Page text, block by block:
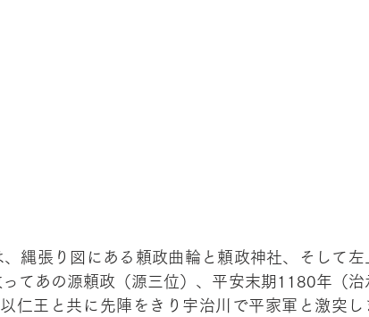
縄張り図にある頼政曲輪と頼政神社、そして左
てあの源頼政（源三位）、平安末期1180年（治
仁王と共に先陣をきり宇治川で平家軍と激突し